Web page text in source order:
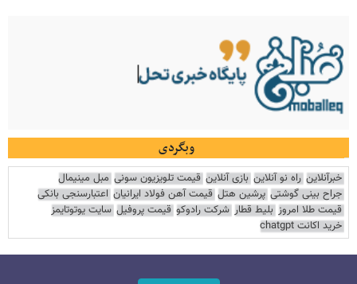
وبگردی
خبرآنلاین راه نو آنلاین بازی آنلاین قیمت تلویزیون سونی مبل مینیمال
جراح بینی گوشتی پرشین هتل قیمت آهن فولاد ایرانیان اعتبارسنجی بانکی
قیمت طلا امروز بلیط قطار شرکت رادوکو قیمت پروفیل سایت یوتوتایمز
خرید اکانت chatgpt